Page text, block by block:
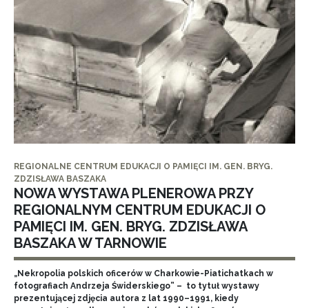
REGIONALNE CENTRUM EDUKACJI O PAMIĘCI IM. GEN. BRYG.
ZDZISŁAWA BASZAKA
NOWA WYSTAWA PLENEROWA PRZY
REGIONALNYM CENTRUM EDUKACJI O
PAMIĘCI IM. GEN. BRYG. ZDZISŁAWA
BASZAKA W TARNOWIE
„Nekropolia polskich oficerów w Charkowie-Piatichatkach w
fotografiach Andrzeja Świderskiego” – to tytuł wystawy
prezentującej zdjęcia autora z lat 1990–1991, kiedy